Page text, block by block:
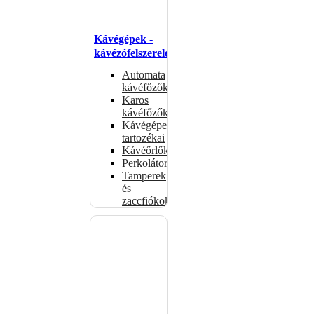
Kávégépek -
kávézófelszerelés
Automata
kávéfőzők
Karos
kávéfőzők
Kávégépek
tartozékai
Kávéőrlők
Perkolátorok
Tamperek
és
zaccfiókok